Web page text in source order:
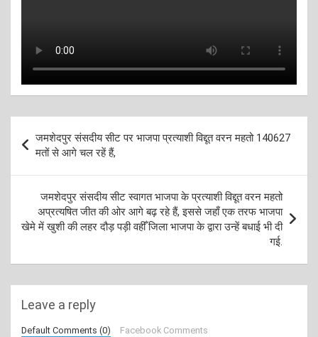
navigation
जमशेदपुर संसदीय सीट पर भाजपा प्रत्याशी विद्दूत वरन महतो 140627
मतों से आगे चल रहें हैं,
जमशेदपुर संसदीय सीट स्वागत भाजपा के प्रत्याशी विद्दूत वरन महतो
अप्रत्यषित जीत की ओर आगे बढ़ रहे हैं, इससे जहाँ एक तरफ भाजपा
खेमे में खुशी की लहर दौड़ पड़ी वहीँ जिला भाजपा के द्वारा उन्हें बधाई भी दी
गई.
Leave a reply
Default Comments (0) Facebook Comments